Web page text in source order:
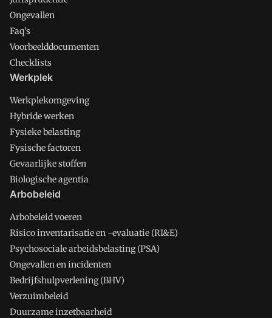
Ongevallen
Faq's
Voorbeelddocumenten
Checklists
Werkplek
Werkplekomgeving
Hybride werken
Fysieke belasting
Fysische factoren
Gevaarlijke stoffen
Biologische agentia
Arbobeleid
Arbobeleid voeren
Risico inventarisatie en -evaluatie (RI&E)
Psychosociale arbeidsbelasting (PSA)
Ongevallen en incidenten
Bedrijfshulpverlening (BHV)
Verzuimbeleid
Duurzame inzetbaarheid